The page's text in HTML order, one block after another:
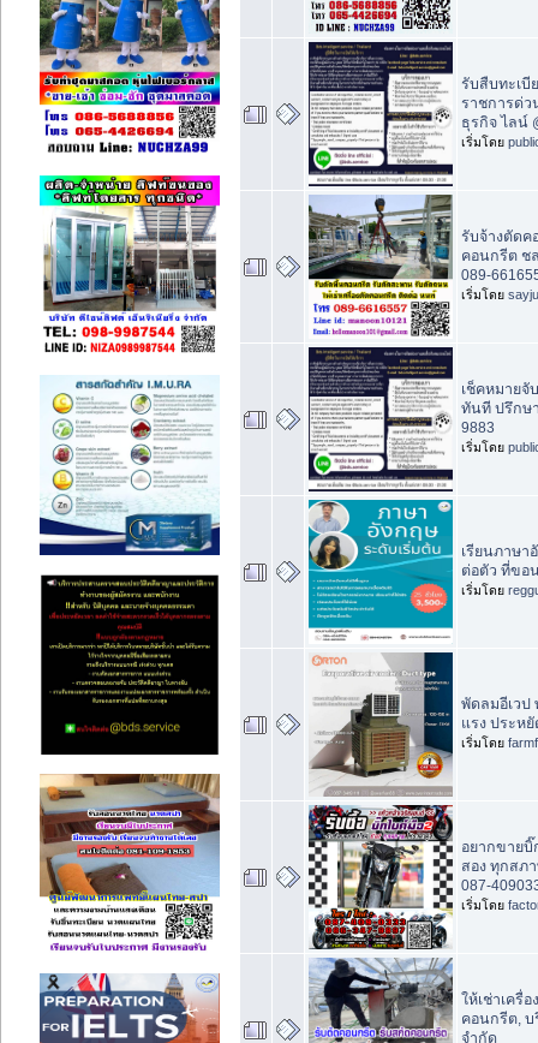
รับสืบทะเบี
ราชการด่
ธุรกิจ ไลน์
เริ่มโดย
รับจ้างตัดค
คอนกรีต ช
089-
เริ่มโดย
เช็คหมายจั
ทันที ปรึกษ
9883
เริ่มโดย
เรียนภาษา
ต่อตัว ที่ขอ
เริ่มโดย
พัดลมอีเวป
แรง ประห
เริ่มโดย
อยากขายบิ๊
สอง ทุกสภ
087-
เริ่มโดย
ให้เช่าเครื่
คอนกรีต, บ
จำกัด